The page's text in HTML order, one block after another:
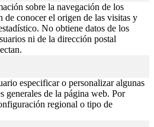
sobre la navegación de los
conocer el origen de las visitas y
No obtiene datos de los
ni de la dirección postal
especificar o personalizar algunas
generales de la página web. Por
regional o tipo de